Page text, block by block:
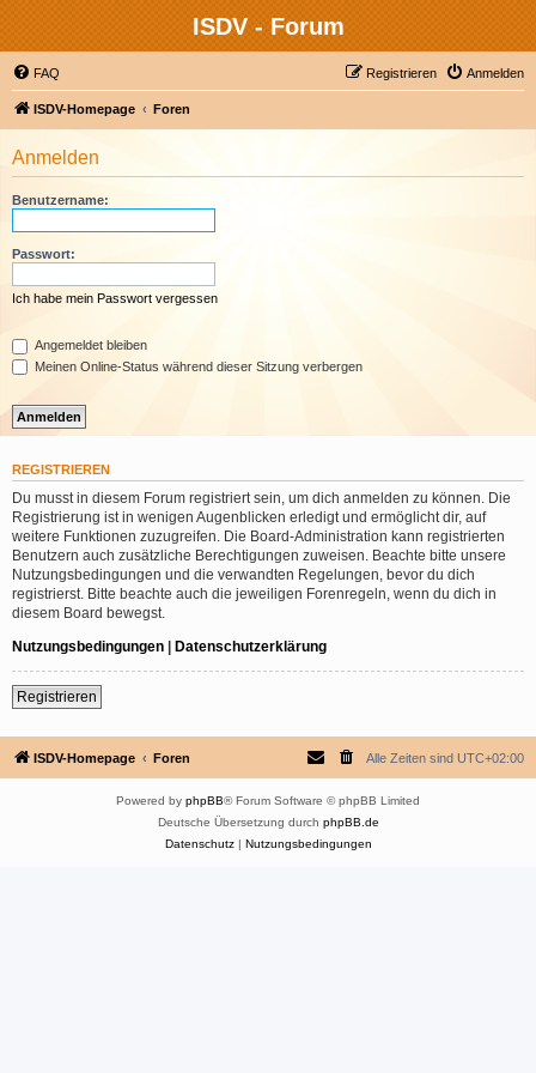
ISDV - Forum
FAQ Anmelden
Registrieren
ISDV-Homepage Foren
Anmelden
Benutzername:
Passwort:
Ich habe mein Passwort vergessen
Angemeldet bleiben
Meinen Online-Status während dieser Sitzung verbergen
REGISTRIEREN
Du musst in diesem Forum registriert sein, um dich anmelden zu können. Die
Registrierung ist in wenigen Augenblicken erledigt und ermöglicht dir, auf
weitere Funktionen zuzugreifen. Die Board-Administration kann registrierten
Benutzern auch zusätzliche Berechtigungen zuweisen. Beachte bitte unsere
Nutzungsbedingungen und die verwandten Regelungen, bevor du dich
registrierst. Bitte beachte auch die jeweiligen Forenregeln, wenn du dich in
diesem Board bewegst.
Nutzungsbedingungen | Datenschutzerklärung
Registrieren
ISDV-Homepage Foren Alle Zeiten sind UTC+02:00
Powered by phpBB® Forum Software © phpBB Limited
Deutsche Übersetzung durch phpBB.de
Datenschutz| Nutzungsbedingungen